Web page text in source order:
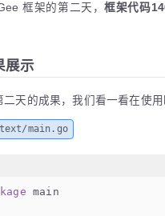
框架的第二天，框架代码
展示
二天的成果，我们看一看在使用
main.go
main